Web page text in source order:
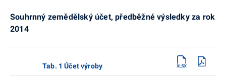
Souhrnný zemědělský účet, předběžné výsledky za rok
2014
Tab. 1 Účet výroby